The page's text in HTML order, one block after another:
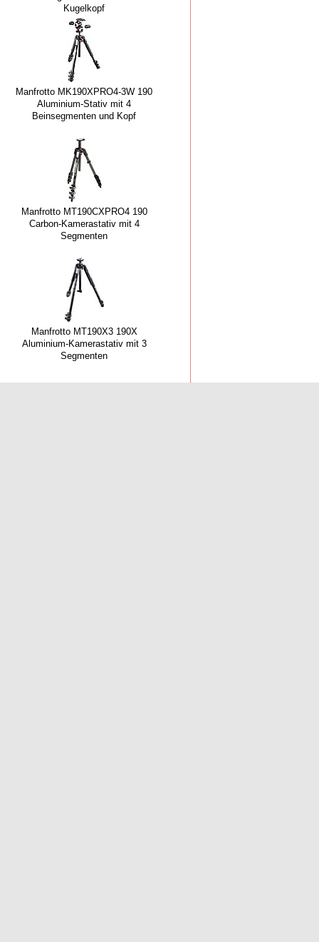
Kugelkopf
Manfrotto MK190XPRO4-3W 190
Aluminium-Stativ mit 4
Beinsegmenten und Kopf
Manfrotto MT190CXPRO4 190
Carbon-Kamerastativ mit 4
Segmenten
Manfrotto MT190X3 190X
Aluminium-Kamerastativ mit 3
Segmenten